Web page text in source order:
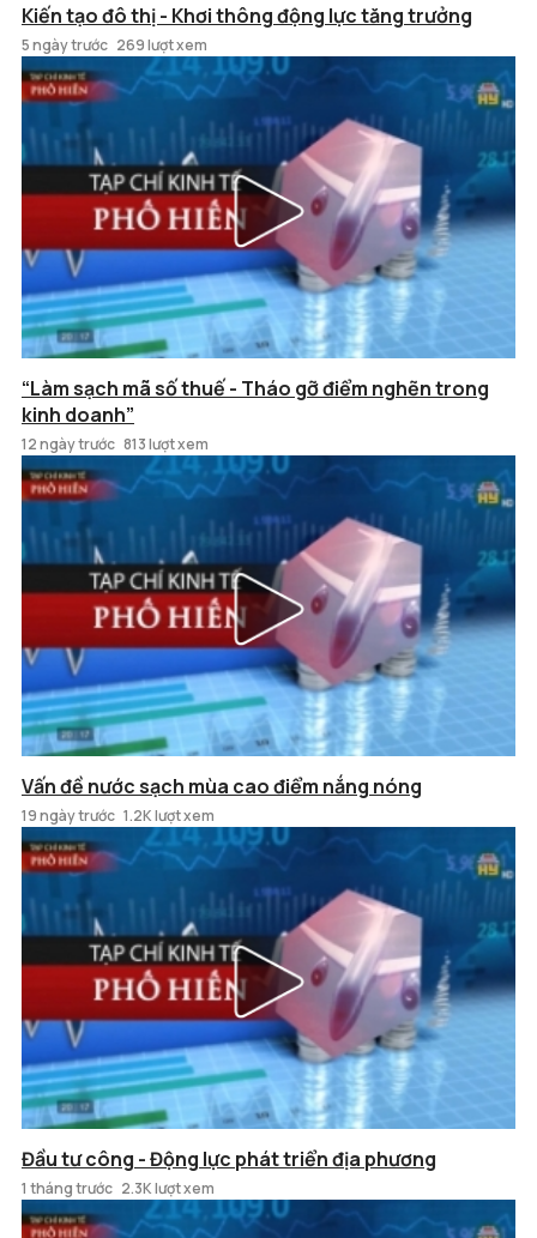
Kiến tạo đô thị - Khơi thông động lực tăng trưởng
5 ngày trước 269 lượt xem
“Làm sạch mã số thuế - Tháo gỡ điểm nghẽn trong
kinh doanh”
12 ngày trước 813 lượt xem
Vấn đề nước sạch mùa cao điểm nắng nóng
19 ngày trước 1.2K lượt xem
Đầu tư công - Động lực phát triển địa phương
1 tháng trước 2.3K lượt xem